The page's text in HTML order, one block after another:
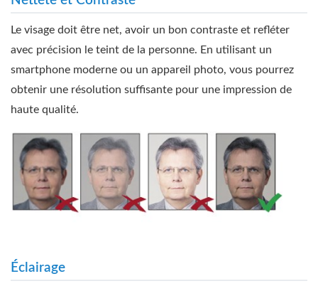
Le visage doit être net, avoir un bon contraste et refléter
avec précision le teint de la personne. En utilisant un
smartphone moderne ou un appareil photo, vous pourrez
obtenir une résolution suffisante pour une impression de
haute qualité.
Éclairage